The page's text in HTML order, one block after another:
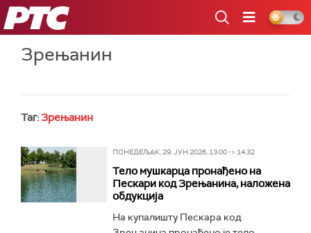
РТС
Зрењанин
Таг: Зрењанин
ПОНЕДЕЉАК, 29. ЈУН 2026, 13:00 -> 14:32
Тело мушкарца пронађено на
Пескари код Зрењанина, наложена
обдукција
На купалишту Пескара код